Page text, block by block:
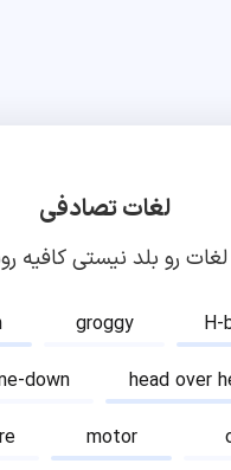
لغات تصادفی
لغات رو بلد نیستی کافیه
groggy
H-
down
head over
motor